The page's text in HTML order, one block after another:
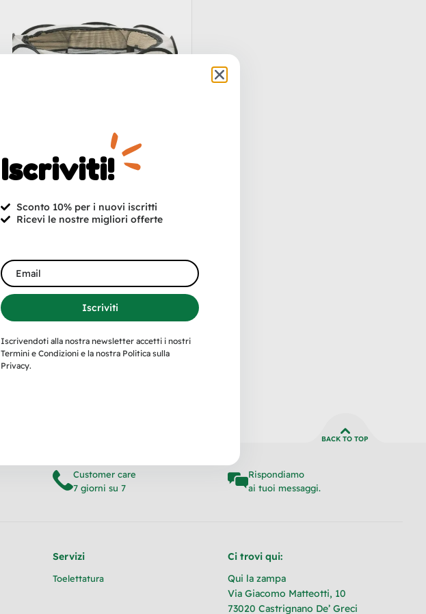
€28.90
Scegli
BACK TO TOP
Customer care
7 giorni su 7
Rispondiamo
ai tuoi messaggi.
Servizi
Toelettatura
Ci trovi qui:
Qui la zampa
Via Giacomo Matteotti, 10
73020 Castrignano De’ Greci
Iscriviti!
Sconto 10% per i nuovi iscritti
Ricevi le nostre migliori offerte
Iscriviti
Iscrivendoti alla nostra newsletter accetti i nostri
Termini e Condizioni e la nostra Politica sulla
Privacy.